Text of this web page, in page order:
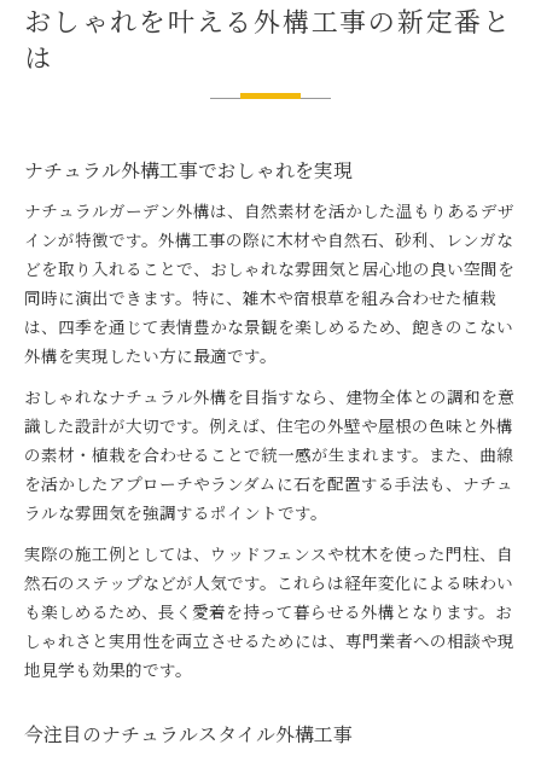
おしゃれを叶える外構工事の新定番と
は
ナチュラル外構工事でおしゃれを実現
ナチュラルガーデン外構は、自然素材を活かした温もりあるデザ
インが特徴です。外構工事の際に木材や自然石、砂利、レンガな
どを取り入れることで、おしゃれな雰囲気と居心地の良い空間を
同時に演出できます。特に、雑木や宿根草を組み合わせた植栽
は、四季を通じて表情豊かな景観を楽しめるため、飽きのこない
外構を実現したい方に最適です。
おしゃれなナチュラル外構を目指すなら、建物全体との調和を意
識した設計が大切です。例えば、住宅の外壁や屋根の色味と外構
の素材・植栽を合わせることで統一感が生まれます。また、曲線
を活かしたアプローチやランダムに石を配置する手法も、ナチュ
ラルな雰囲気を強調するポイントです。
実際の施工例としては、ウッドフェンスや枕木を使った門柱、自
然石のステップなどが人気です。これらは経年変化による味わい
も楽しめるため、長く愛着を持って暮らせる外構となります。お
しゃれさと実用性を両立させるためには、専門業者への相談や現
地見学も効果的です。
今注目のナチュラルスタイル外構工事